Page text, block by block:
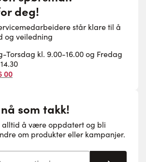
deg!
står klare til å
og veiledning
Torsdag kl. 9.00-16.00 og Fredag
00
nå som takk!
alltid å være oppdatert og bli
om produkter eller kampanjer.